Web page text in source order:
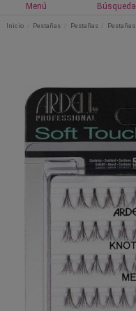
Menú Búsqueda
Inicio Pestañas Pestañas Pestañas